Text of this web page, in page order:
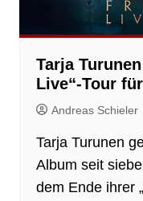
Tarja
Live“-Tour
Andreas Schieler
Tarja Turunen
Album seit
dem Ende ihrer